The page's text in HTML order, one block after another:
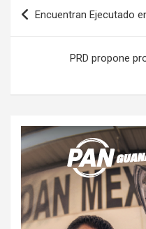
Navegación
de
entradas
Encuentran Ejecutado
PRD propone